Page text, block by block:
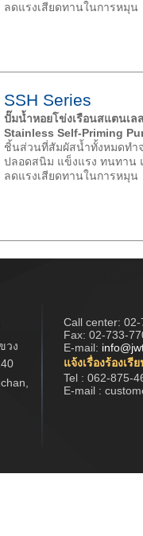
ลดแรงเสียดทานในการหมุน
SSH Series
ปั๊มน้ำหอยโข่งเรือนสแตนเล
Stainless Self-Priming
ชิ้นส่วนที่สัมผัสน้ำทั้งหมดทำ
ปลอดสนิม แข็งแรง ทนทาน
ลดแรงเสียดทานในการหมุน
วง
Call center: 02-
Fax: 02-733-
E-mail:
แจ้งเรื่องร้องเรี
Tel : 062-875-
E-mail :